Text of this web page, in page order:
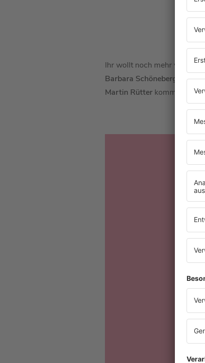
Ihr wollt noch mehr von
Barbara Schöneberger mit
Martin Rütter kommen.